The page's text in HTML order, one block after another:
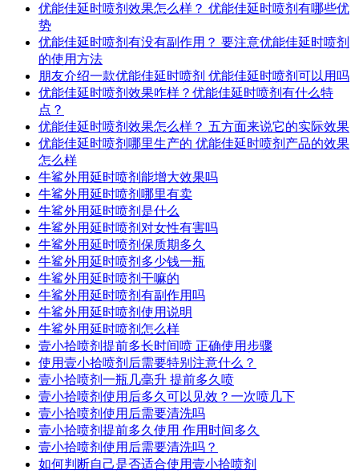
优能佳延时喷剂效果怎么样？ 优能佳延时喷剂有哪些优
势
优能佳延时喷剂有没有副作用？ 要注意优能佳延时喷剂
的使用方法
朋友介绍一款优能佳延时喷剂 优能佳延时喷剂可以用吗
优能佳延时喷剂效果咋样？优能佳延时喷剂有什么特
点？
优能佳延时喷剂效果怎么样？ 五方面来说它的实际效果
优能佳延时喷剂哪里生产的 优能佳延时喷剂产品的效果
怎么样
牛鲨外用延时喷剂能增大效果吗
牛鲨外用延时喷剂哪里有卖
牛鲨外用延时喷剂是什么
牛鲨外用延时喷剂对女性有害吗
牛鲨外用延时喷剂保质期多久
牛鲨外用延时喷剂多少钱一瓶
牛鲨外用延时喷剂干嘛的
牛鲨外用延时喷剂有副作用吗
牛鲨外用延时喷剂使用说明
牛鲨外用延时喷剂怎么样
壹小拾喷剂提前多长时间喷 正确使用步骤
使用壹小拾喷剂后需要特别注意什么？
壹小拾喷剂一瓶几毫升 提前多久喷
壹小拾喷剂使用后多久可以见效？一次喷几下
壹小拾喷剂使用后需要清洗吗
壹小拾喷剂提前多久使用 作用时间多久
壹小拾喷剂使用后需要清洗吗？
如何判断自己是否适合使用壹小拾喷剂